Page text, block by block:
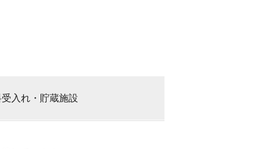
受入れ・貯蔵施設